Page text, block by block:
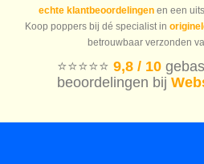
echte klantbeoordelingenen een
Koop poppers bij dé specialist in
betrouwbaar verzonden
⭐️⭐️⭐️⭐️⭐️ 9,8 / 10
beoordelingen bij